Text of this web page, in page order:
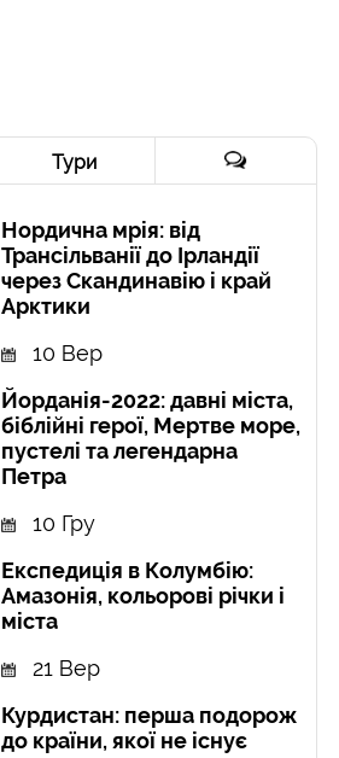
Тури
Нордична мрія: від
Трансільванії до Ірландії
через Скандинавію і край
Арктики
10 Вер
Йорданія-2022: давні міста,
біблійні герої, Мертве море,
пустелі та легендарна
Петра
10 Гру
Експедиція в Колумбію:
Амазонія, кольорові річки і
міста
21 Вер
Курдистан: перша подорож
до країни, якої не існує